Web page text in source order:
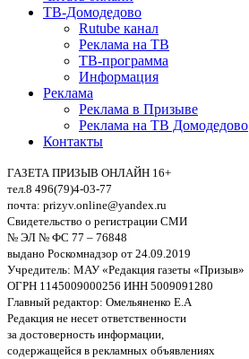
ТВ-Домодедово
Rutube канал
Реклама на ТВ
ТВ-программа
Информация
Реклама
Реклама в Призыве
Реклама на ТВ Домодедово
Контакты
ГАЗЕТА ПРИЗЫВ ОНЛАЙН 16+
тел.8 496(79)4-03-77
почта: prizyv.online@yandex.ru
Свидетельство о регистрации СМИ
№ ЭЛ № ФС 77 – 76848
выдано Роскомнадзор от 24.09.2019
Учредитель: МАУ «Редакция газеты «Призыв»
ОГРН 1145009000256 ИНН 5009091280
Главный редактор: Омельяненко Е.А
Редакция не несет ответственности
за достоверность информации,
содержащейся в рекламных объявлениях